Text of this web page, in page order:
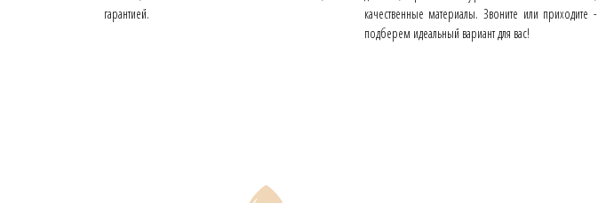
гарантией.
качественные материалы. Звоните или приходите -
подберем идеальный вариант для вас!